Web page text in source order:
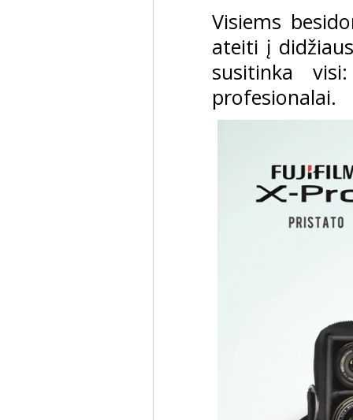
Visiems
ateiti į
susitinka
profesionalai.